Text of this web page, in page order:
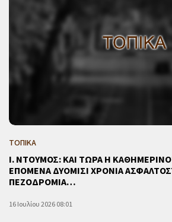
ΤΟΠΙΚΑ
Ι. ΝΤΟΥΜΟΣ: ΚΑΙ ΤΩΡΑ Η
ΕΠΟΜΕΝΑ ΔΥΟΜΙΣΙ ΧΡΟΝΙΑ
ΠΕΖΟΔΡΟΜΙΑ…
16 Ιουλίου 2026 08:01